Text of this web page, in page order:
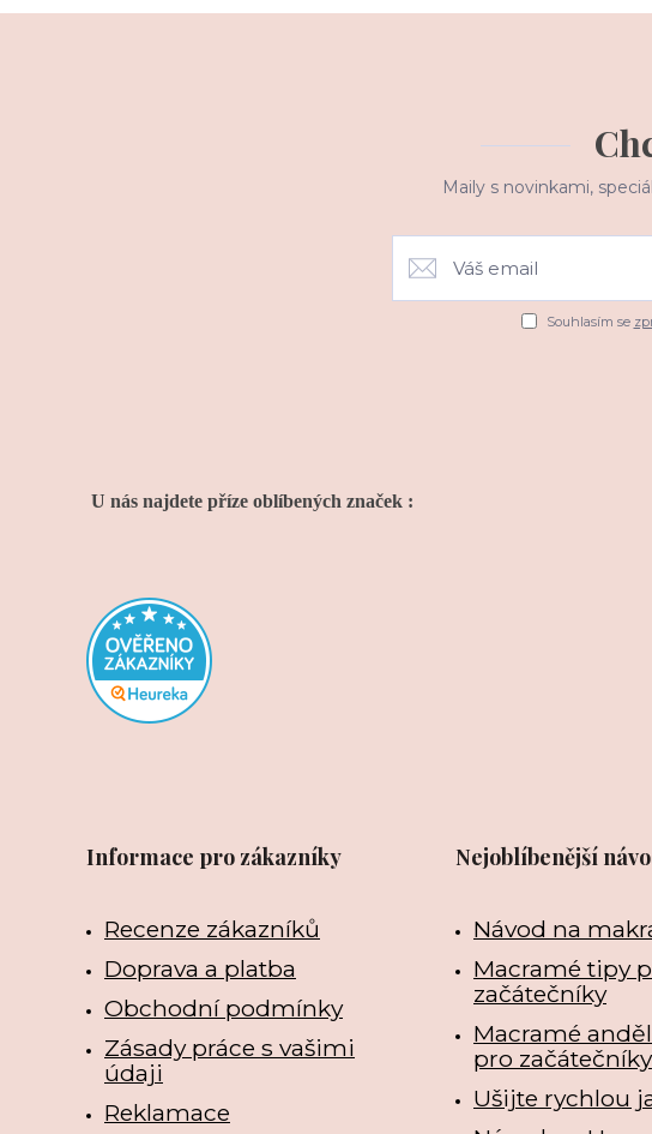
Maily s novinkami,
Souhlasím se
U nás najdete příze oblíbených značek :
Informace pro zákazníky
Recenze zákazníků
Doprava a platba
Obchodní podmínky
Zásady práce s vašimi
údaji
Reklamace
Nejoblíbenější
Návod na
Macramé tipy
začátečníky
Macramé
pro začátečníky
Ušijte rychlou